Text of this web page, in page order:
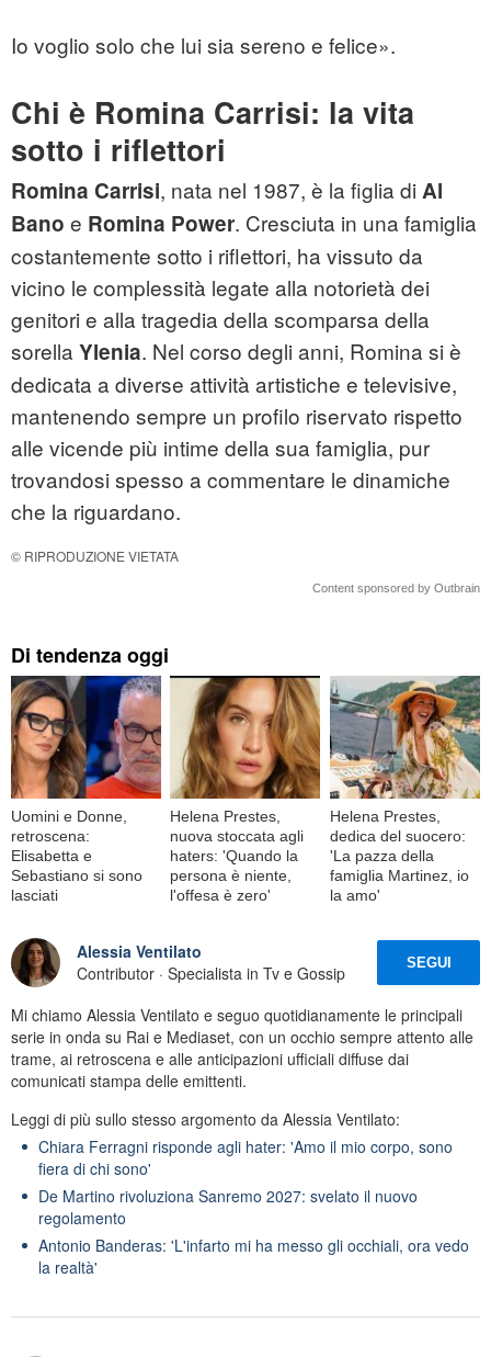
Io voglio solo che lui sia sereno e felice».
Chi è Romina Carrisi: la vita
sotto i riflettori
Romina Carrisi, nata nel 1987, è la figlia di Al
Bano e Romina Power. Cresciuta in una famiglia
costantemente sotto i riflettori, ha vissuto da
vicino le complessità legate alla notorietà dei
genitori e alla tragedia della scomparsa della
sorella Ylenia. Nel corso degli anni, Romina si è
dedicata a diverse attività artistiche e televisive,
mantenendo sempre un profilo riservato rispetto
alle vicende più intime della sua famiglia, pur
trovandosi spesso a commentare le dinamiche
che la riguardano.
© RIPRODUZIONE VIETATA
Content sponsored by Outbrain
Di tendenza oggi
Uomini e Donne,
retroscena:
Elisabetta e
Sebastiano si sono
lasciati
Helena Prestes,
nuova stoccata agli
haters: 'Quando la
persona è niente,
l'offesa è zero'
Helena Prestes,
dedica del suocero:
'La pazza della
famiglia Martinez, io
la amo'
Alessia Ventilato
Contributor · Specialista in Tv e Gossip
SEGUI
Mi chiamo Alessia Ventilato e seguo quotidianamente le principali
serie in onda su Rai e Mediaset, con un occhio sempre attento alle
trame, ai retroscena e alle anticipazioni ufficiali diffuse dai
comunicati stampa delle emittenti.
Leggi di più sullo stesso argomento da Alessia Ventilato:
Chiara Ferragni risponde agli hater: 'Amo il mio corpo, sono
fiera di chi sono'
De Martino rivoluziona Sanremo 2027: svelato il nuovo
regolamento
Antonio Banderas: 'L'infarto mi ha messo gli occhiali, ora vedo
la realtà'